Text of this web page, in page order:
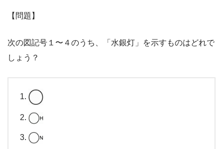
【問題】
次の図記号１〜４のうち、「水銀灯」を示すものはどれで
しょう？